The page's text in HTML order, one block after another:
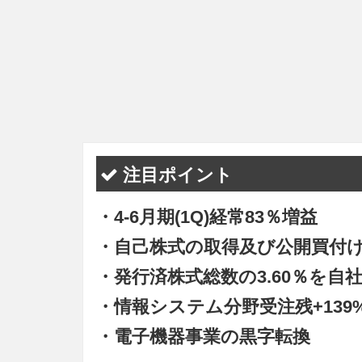
注目ポイント
・4-6月期(1Q)経常83％増益
・自己株式の取得及び公開買付
・発行済株式総数の3.60％を自
・情報システム分野受注残
・電子機器事業の黒字転換